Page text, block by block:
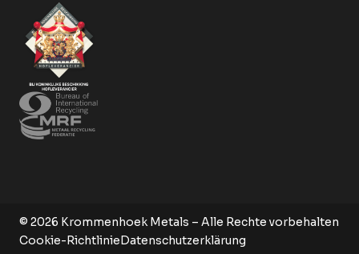
© 2026 Krommenhoek Metals – Alle Rechte vorbehalten
Cookie-RichtlinieDatenschutzerklärung